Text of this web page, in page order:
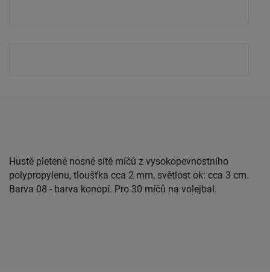
Hustě pletené nosné sítě míčů z vysokopevnostního
polypropylenu, tloušťka cca 2 mm, světlost ok: cca 3 cm.
Barva 08 - barva konopí. Pro 30 míčů na volejbal.